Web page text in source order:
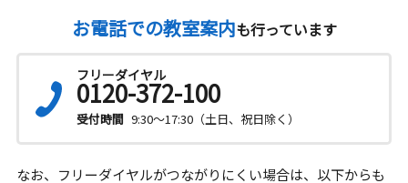
お電話での教室案内も行っています
フリーダイヤル
0120-372-100
受付時間 9:30～17:30（土日、祝日除く）
なお、フリーダイヤルがつながりにくい場合は、以下からも